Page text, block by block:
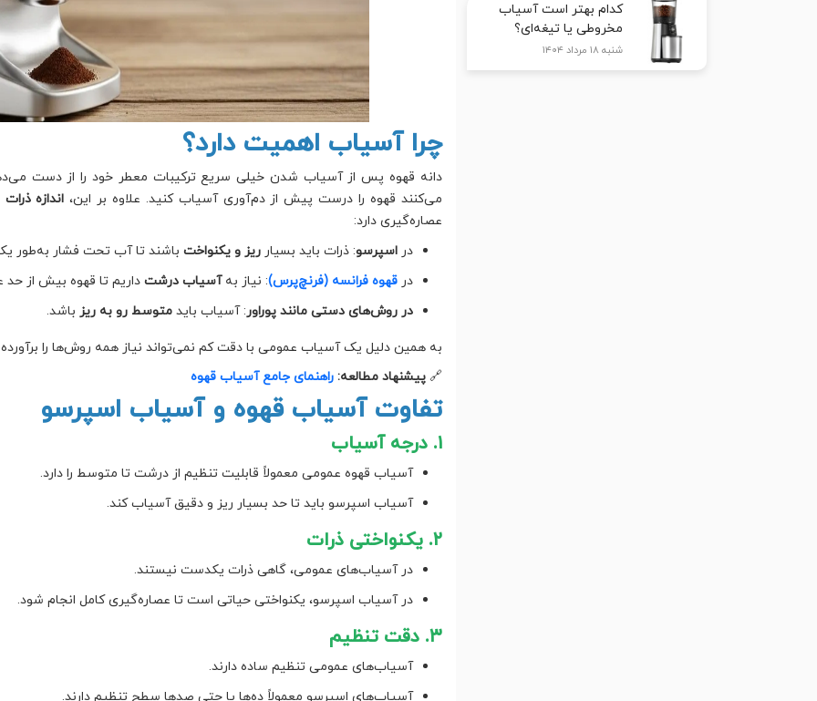
کدام بهتر است آسیاب
مخروطی یا تیغه‌ای؟
شنبه ۱۸ مرداد ۱۴۰۴
چرا آسیاب اهمیت دارد؟
دانه قهوه پس از آسیاب شدن خیلی سریع ترکیبات معطر خود را از دست
می‌کنند قهوه را درست پیش از دم‌آوری آسیاب کنید. علاوه بر این، اندازه
عصاره‌گیری دارد:
دراسپرسو: ذرات باید بسیارریز و یکنواخت باشند تا آب تحت فشار به‌طور
درقهوه فرانسه (فرنچ‌پرس): نیاز بهآسیاب درشت داریم تا قهوه بیش از
در روش‌های دستی مانند پوراور : آسیاب بایدمتوسط رو به ریز باشد.
به همین دلیل یک آسیاب عمومی با دقت کم نمی‌تواند نیاز همه روش‌ها را
🔗 پیشنهاد مطالعه:راهنمای جامع آسیاب قهوه
تفاوت آسیاب قهوه و آسیاب اسپرسو
۱. درجه آسیاب
آسیاب قهوه عمومی معمولاً قابلیت تنظیم از درشت تا متوسط را دارد.
آسیاب اسپرسو باید تا حد بسیار ریز و دقیق آسیاب کند.
۲. یکنواختی ذرات
در آسیاب‌های عمومی، گاهی ذرات یکدست نیستند.
در آسیاب اسپرسو، یکنواختی حیاتی است تا عصاره‌گیری کامل انجام شود.
۳. دقت تنظیم
آسیاب‌های عمومی تنظیم ساده دارند.
آسیاب‌های اسپرسو معمولاً ده‌ها یا حتی صدها سطح تنظیم دارند.